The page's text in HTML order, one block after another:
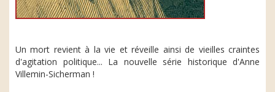
Un mort revient à la vie et réveille ainsi de vieilles craintes
d'agitation politique... La nouvelle série historique d'Anne
Villemin-Sicherman !